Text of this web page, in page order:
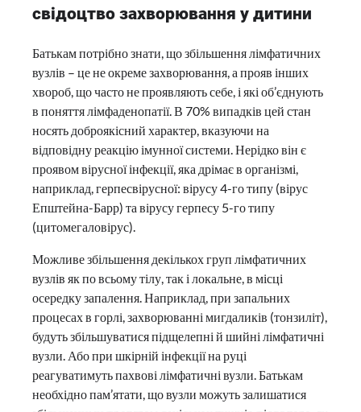
свідоцтво захворювання у дитини
Батькам потрібно знати, що збільшення лімфатичних
вузлів – це не окреме захворювання, а прояв інших
хвороб, що часто не проявляють себе, і які об’єднують
в поняття лімфаденопатії. В 70% випадків цей стан
носять доброякісний характер, вказуючи на
відповідну реакцію імунної системи. Нерідко він є
проявом вірусної інфекції, яка дрімає в організмі,
наприклад, герпесвірусної: вірусу 4-го типу (вірус
Епштейна-Барр) та вірусу герпесу 5-го типу
(цитомегаловірус).
Можливе збільшення декількох груп лімфатичних
вузлів як по всьому тілу, так і локальне, в місці
осередку запалення. Наприклад, при запальних
процесах в горлі, захворюванні мигдаликів (тонзиліт),
будуть збільшуватися підщелепні й шийні лімфатичні
вузли. Або при шкірній інфекції на руці
реагуватимуть пахвові лімфатичні вузли. Батькам
необхідно пам’ятати, що вузли можуть залишатися